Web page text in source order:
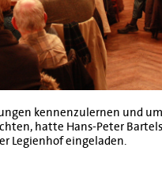
kennenzulernen und
hatte Hans-Peter
Legienhof eingeladen.